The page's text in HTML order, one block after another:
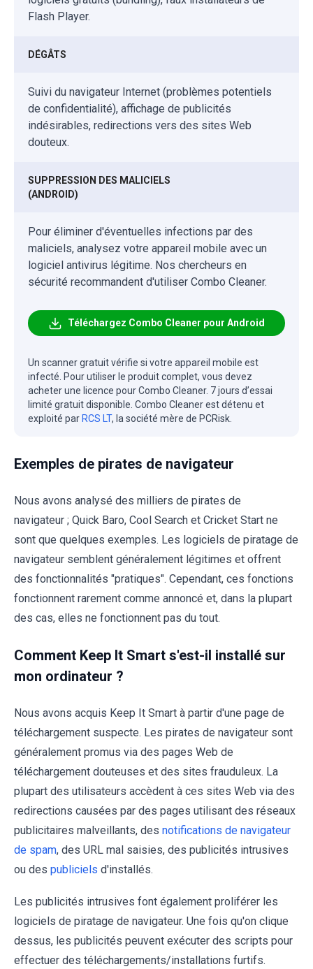
Flash Player.
DÉGÂTS
Suivi du navigateur Internet (problèmes potentiels
de confidentialité), affichage de publicités
indésirables, redirections vers des sites Web
douteux.
SUPPRESSION DES MALICIELS
(ANDROID)
Pour éliminer d'éventuelles infections par des
maliciels, analysez votre appareil mobile avec un
logiciel antivirus légitime. Nos chercheurs en
sécurité recommandent d'utiliser Combo Cleaner.
Téléchargez Combo Cleaner pour Android
Un scanner gratuit vérifie si votre appareil mobile est
infecté. Pour utiliser le produit complet, vous devez
acheter une licence pour Combo Cleaner. 7 jours d’essai
limité gratuit disponible. Combo Cleaner est détenu et
exploité par RCS LT, la société mère de PCRisk.
Exemples de pirates de navigateur
Nous avons analysé des milliers de pirates de
navigateur ; Quick Baro, Cool Search et Cricket Start ne
sont que quelques exemples. Les logiciels de piratage de
navigateur semblent généralement légitimes et offrent
des fonctionnalités "pratiques". Cependant, ces fonctions
fonctionnent rarement comme annoncé et, dans la plupart
des cas, elles ne fonctionnent pas du tout.
Comment Keep It Smart s'est-il installé sur
mon ordinateur ?
Nous avons acquis Keep It Smart à partir d'une page de
téléchargement suspecte. Les pirates de navigateur sont
généralement promus via des pages Web de
téléchargement douteuses et des sites frauduleux. La
plupart des utilisateurs accèdent à ces sites Web via des
redirections causées par des pages utilisant des réseaux
publicitaires malveillants, des notifications de navigateur
de spam, des URL mal saisies, des publicités intrusives
ou des publiciels d'installés.
Les publicités intrusives font également proliférer les
logiciels de piratage de navigateur. Une fois qu'on clique
dessus, les publicités peuvent exécuter des scripts pour
effectuer des téléchargements/installations furtifs.